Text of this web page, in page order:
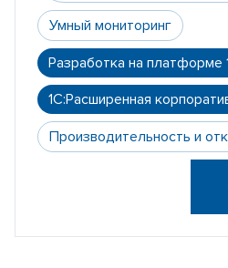
Умный мониторинг
Разработка на платформе
1С:Расширенная
Производительность и